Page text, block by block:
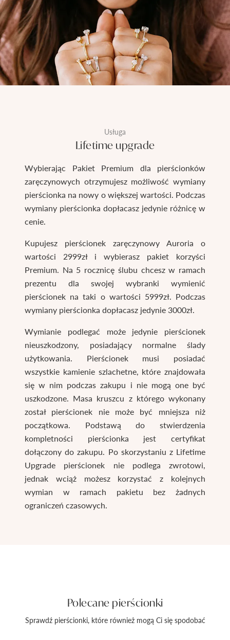
Usługa
Lifetime upgrade
Wybierając Pakiet Premium dla pierścionków
zaręczynowych otrzymujesz możliwość wymiany
pierścionka na nowy o większej wartości. Podczas
wymiany pierścionka dopłacasz jedynie różnicę w
cenie.
Kupujesz pierścionek zaręczynowy Auroria o
wartości 2999zł i wybierasz pakiet korzyści
Premium. Na 5 rocznicę ślubu chcesz w ramach
prezentu dla swojej wybranki wymienić
pierścionek na taki o wartości 5999zł. Podczas
wymiany pierścionka dopłacasz jedynie 3000zł.
Wymianie podlegać może jedynie pierścionek
nieuszkodzony, posiadający normalne ślady
użytkowania. Pierścionek musi posiadać
wszystkie kamienie szlachetne, które znajdowała
się w nim podczas zakupu i nie mogą one być
uszkodzone. Masa kruszcu z którego wykonany
został pierścionek nie może być mniejsza niż
początkowa. Podstawą do stwierdzenia
kompletności pierścionka jest certyfikat
dołączony do zakupu. Po skorzystaniu z Lifetime
Upgrade pierścionek nie podlega zwrotowi,
jednak wciąż możesz korzystać z kolejnych
wymian w ramach pakietu bez żadnych
ograniczeń czasowych.
Polecane pierścionki
Sprawdź pierścionki, które również mogą Ci się spodobać